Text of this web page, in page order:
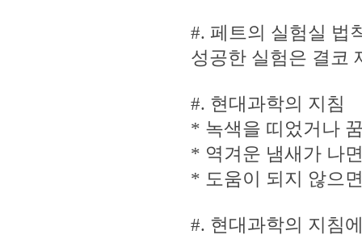
#. 페트의 실험실 법
성공한 실험은 결코
#. 현대과학의 지침
* 녹색을 띠었거나
* 역겨운 냄새가 나
* 도움이 되지 않으
#. 현대과학의 지침